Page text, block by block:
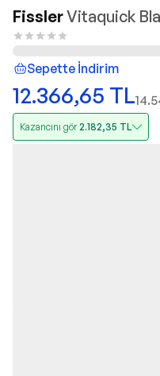
FisslerVitaquick
Sepette İndirim
12.366,65 TL
Kazancını gör2.182,35 TL